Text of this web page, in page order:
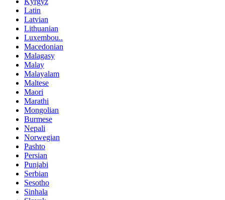
Latin
Latvian
Lithuanian
Luxembou..
Macedonian
Malagasy
Malay
Malayalam
Maltese
Maori
Marathi
Mongolian
Burmese
Nepali
Norwegian
Pashto
Persian
Punjabi
Serbian
Sesotho
Sinhala